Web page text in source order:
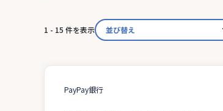
1 - 15 件を表示
PayPay銀行